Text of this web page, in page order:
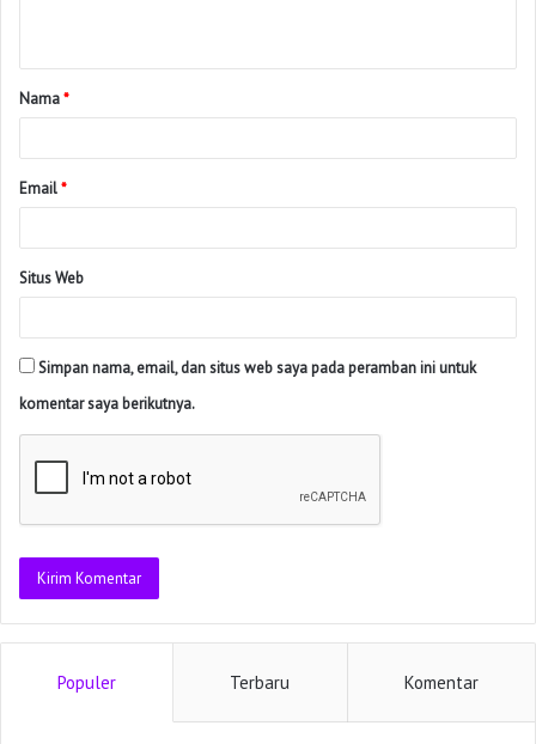
Nama*
Email*
Situs Web
Simpan nama, email, dan situs web saya pada peramban ini untuk
komentar saya berikutnya.
Populer Terbaru Komentar